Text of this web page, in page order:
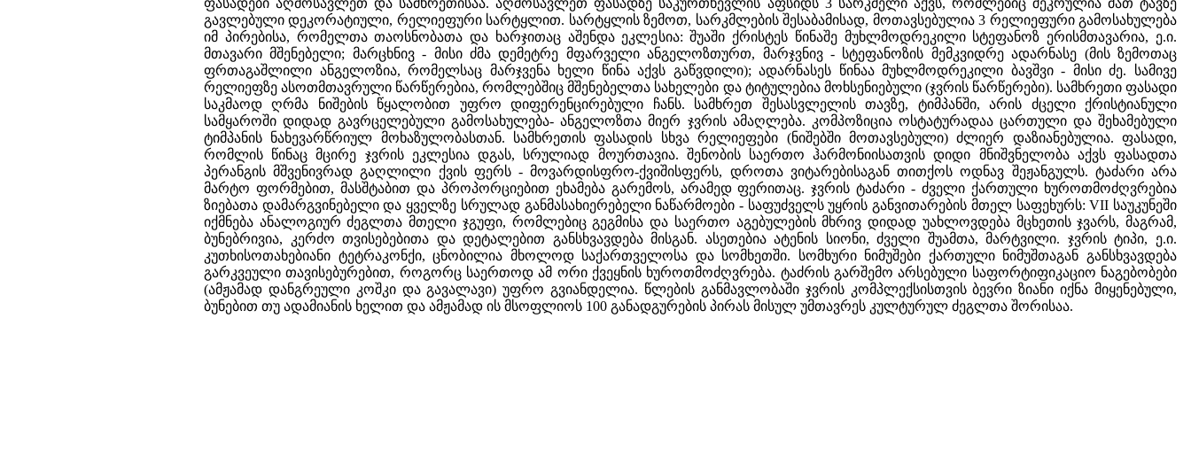
ფასადები აღმოსავლეთ და სამხრეთისაა. აღმოსავლეთ ფასადზე საკურთხევლის აფსიდს 3 სარკმელი აქვს, რომლებიც შეკრულია მათ ტავზე
გავლებული დეკორატიული, რელიეფური სარტყლით. სარტყლის ზემოთ, სარკმლების შესაბამისად, მოთავსებულია 3 რელიეფური გამოსახულება
იმ პირებისა, რომელთა თაოსნობათა და ხარჯითაც აშენდა ეკლესია: შუაში ქრისტეს წინაშე მუხლმოდრეკილი სტეფანოზ ერისმთავარია, ე.ი.
მთავარი მშენებელი; მარცხნივ - მისი ძმა დემეტრე მფარველი ანგელოზთურთ, მარჯვნივ - სტეფანოზის მემკვიდრე ადარნასე (მის ზემოთაც
ფრთაგაშლილი ანგელოზია, რომელსაც მარჯვენა ხელი წინა აქვს გაწვდილი); ადარნასეს წინაა მუხლმოდრეკილი ბავშვი - მისი ძე. სამივე
რელიეფზე ასოთმთავრული წარწერებია, რომლებშიც მშენებელთა სახელები და ტიტულებია მოხსენიებული (ჯვრის წარწერები). სამხრეთი ფასადი
საკმაოდ ღრმა ნიშების წყალობით უფრო დიფერენცირებული ჩანს. სამხრეთ შესასვლელის თავზე, ტიმპანში, არის ძცელი ქრისტიანული
სამყაროში დიდად გავრცელებული გამოსახულება- ანგელოზთა მიერ ჯვრის ამაღლება. კომპოზიცია ოსტატურადაა ცართული და შეხამებული
ტიმპანის ნახევარწრიულ მოხაზულობასთან. სამხრეთის ფასადის სხვა რელიეფები (ნიშებში მოთავსებული) ძლიერ დაზიანებულია. ფასადი,
რომლის წინაც მცირე ჯვრის ეკლესია დგას, სრულიად მოურთავია. შენობის საერთო ჰარმონიისათვის დიდი მნიშვნელობა აქვს ფასადთა
პერანგის მშვენივრად გაღლილი ქვის ფერს - მოვარდისფრო-ქვიშისფერს, დროთა ვიტარებისაგან თითქოს ოდნავ შეჟანგულს. ტაძარი არა
მარტო ფორმებით, მასშტაბით და პროპორციებით ეხამება გარემოს, არამედ ფერითაც. ჯვრის ტაძარი - ძველი ქართული ხუროთმოძღვრებია
ზიებათა დამარგვინებელი და ყველზე სრულად განმასახიერებელი ნაწარმოები - საფუძველს უყრის განვითარების მთელ საფეხურს: VII საუკუნეში
იქმნება ანალოგიურ ძეგლთა მთელი ჯგუფი, რომლებიც გეგმისა და საერთო აგებულების მხრივ დიდად უახლოვდება მცხეთის ჯვარს, მაგრამ,
ბუნებრივია, კერძო თვისებებითა და დეტალებით განსხვავდება მისგან. ასეთებია ატენის სიონი, ძველი შუამთა, მარტვილი. ჯვრის ტიპი, ე.ი.
კუთხისოთახებიანი ტეტრაკონქი, ცნობილია მხოლოდ საქართველოსა და სომხეთში. სომხური ნიმუშები ქართული ნიმუშთაგან განსხვავდება
გარკვეული თავისებურებით, როგორც საერთოდ ამ ორი ქვეყნის ხუროთმოძღვრება. ტაძრის გარშემო არსებული საფორტიფიკაციო ნაგებობები
(ამჟამად დანგრეული კოშკი და გავალავი) უფრო გვიანდელია. წლების განმავლობაში ჯვრის კომპლექსისთვის ბევრი ზიანი იქნა მიყენებული,
ბუნებით თუ ადამიანის ხელით და ამჟამად ის მსოფლიოს 100 განადგურების პირას მისულ უმთავრეს კულტურულ ძეგლთა შორისაა.